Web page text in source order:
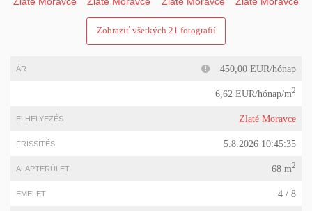
Zobraziť všetkých 21 fotografií
ÁR 450,00 EUR/hónap
6,62 EUR/hónap/m2
ELHELYEZÉS Zlaté Moravce
FRISSÍTÉS 5.8.2026 10:45:35
ALAPTERÜLET 68 m2
EMELET 4 / 8